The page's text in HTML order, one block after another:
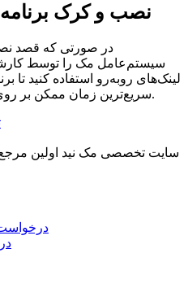
نصب و کرک
در صورتی که قصد
سیستم‌عامل مک را توسط
لینک‌های رو‌به‌رو استفاده کنید تا
سریع‌ترین زمان ممکن بر روی سیستم شما نصب و کرک شود.
سایت تخصصی مک نید اولین